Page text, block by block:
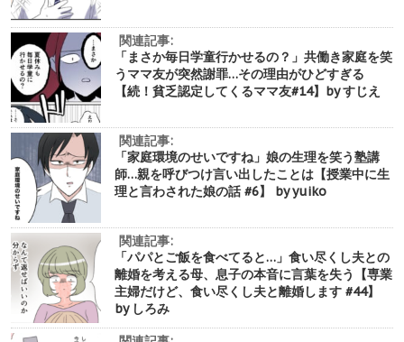
関連記事:
「まさか毎日学童行かせるの？」共働き家庭を笑
うママ友が突然謝罪…その理由がひどすぎる
【続！貧乏認定してくるママ友#14】by すじえ
関連記事:
「家庭環境のせいですね」娘の生理を笑う塾講
師…親を呼びつけ言い出したことは【授業中に生
理と言わされた娘の話 #6】 by yuiko
関連記事:
「パパとご飯を食べてると…」食い尽くし夫との
離婚を考える母、息子の本音に言葉を失う【専業
主婦だけど、食い尽くし夫と離婚します #44】
by しろみ